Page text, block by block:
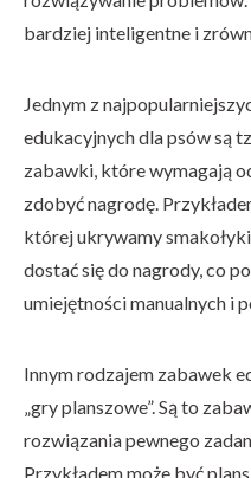
bardziej inteligentne i
Jednym z
edukacyjnych dla psów są
zabawki, które wymagają
zdobyć nagrodę.
której ukrywamy
dostać się do nagrody, co
umiejętności manualnych i
Innym rodzajem zabawek
„gry planszowe”. Są to
rozwiązania pewnego
Przykładem może być